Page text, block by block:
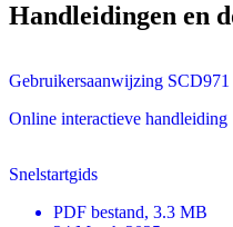
Handleidingen en
Gebruikersaanwijzing
Online interactieve handleiding
Snelstartgids
PDF bestand, 3.3 MB